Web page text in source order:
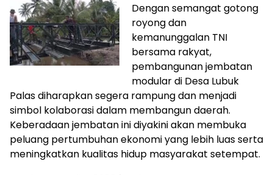
Dengan semangat gotong
royong dan
kemanunggalan TNI
bersama rakyat,
pembangunan jembatan
modular di Desa Lubuk
Palas diharapkan segera rampung dan menjadi
simbol kolaborasi dalam membangun daerah.
Keberadaan jembatan ini diyakini akan membuka
peluang pertumbuhan ekonomi yang lebih luas serta
meningkatkan kualitas hidup masyarakat setempat.